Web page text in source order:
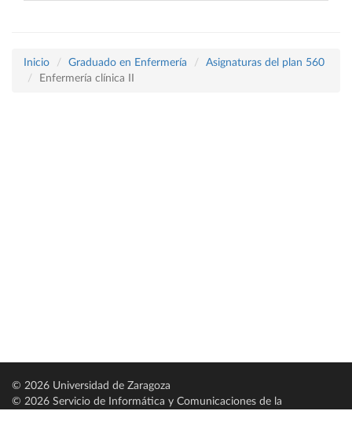
Inicio Graduado en Enfermería
Asignaturas del plan 560
Enfermería clínica II
© 2026 Universidad de Zaragoza
© 2026 Servicio de Informática y Comunicaciones de la